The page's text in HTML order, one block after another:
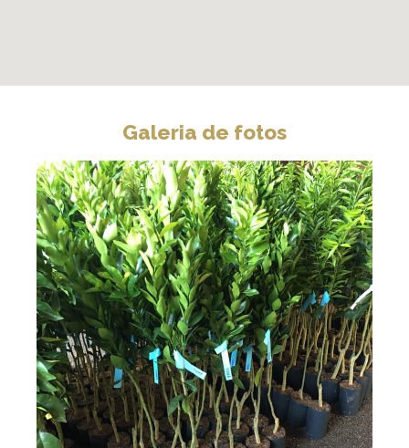
Galeria de fotos